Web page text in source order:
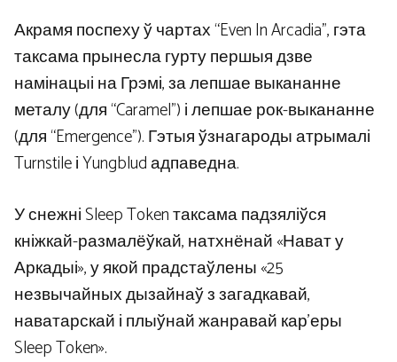
Акрамя поспеху ў чартах “Even In Arcadia”, гэта
таксама прынесла гурту першыя дзве
намінацыі на Грэмі, за лепшае выкананне
металу (для “Caramel”) і лепшае рок-выкананне
(для “Emergence”). Гэтыя ўзнагароды атрымалі
Turnstile і Yungblud адпаведна.
У снежні Sleep Token таксама падзяліўся
кніжкай-размалёўкай, натхнёнай «Нават у
Аркадыі», у якой прадстаўлены «25
незвычайных дызайнаў з загадкавай,
наватарскай і плыўнай жанравай кар’еры
Sleep Token».